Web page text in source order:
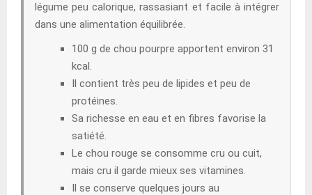
légume peu calorique, rassasiant et facile à intégrer
dans une alimentation équilibrée.
100 g de chou pourpre apportent environ 31
kcal.
Il contient très peu de lipides et peu de
protéines.
Sa richesse en eau et en fibres favorise la
satiété.
Le chou rouge se consomme cru ou cuit,
mais cru il garde mieux ses vitamines.
Il se conserve quelques jours au